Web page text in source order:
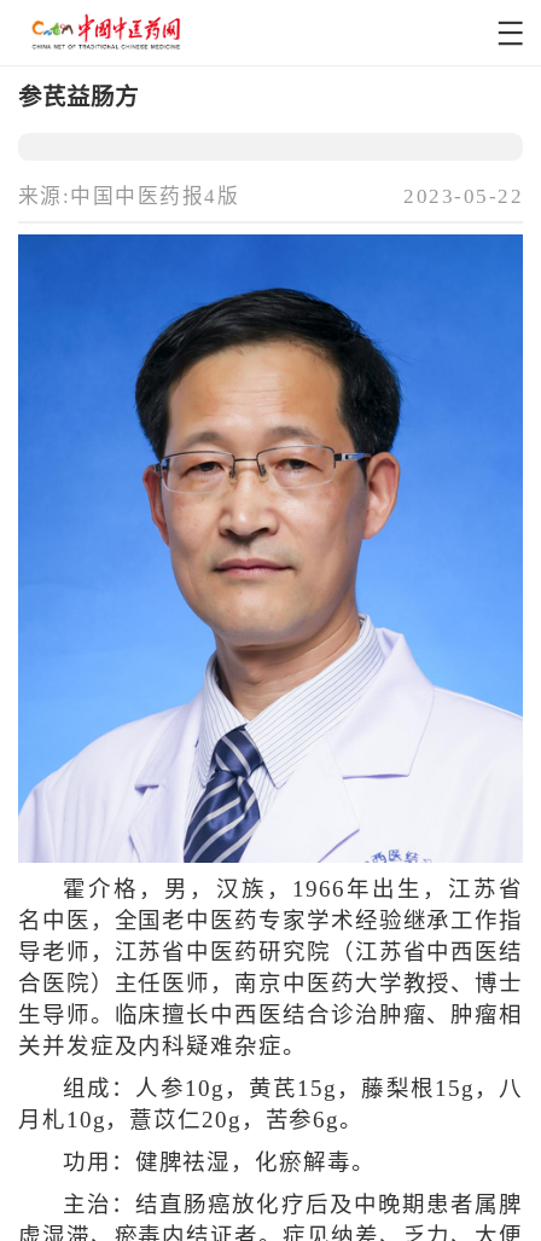
参芪益肠方
来源:中国中医药报4版 2023-05-22
霍介格，男，汉族，1966年出生，江苏省
名中医，全国老中医药专家学术经验继承工作指
导老师，江苏省中医药研究院（江苏省中西医结
合医院）主任医师，南京中医药大学教授、博士
生导师。临床擅长中西医结合诊治肿瘤、肿瘤相
关并发症及内科疑难杂症。
组成：人参10g，黄芪15g，藤梨根15g，八
月札10g，薏苡仁20g，苦参6g。
功用：健脾祛湿，化瘀解毒。
主治：结直肠癌放化疗后及中晚期患者属脾
虚湿滞、瘀毒内结证者。症见纳差、乏力、大便